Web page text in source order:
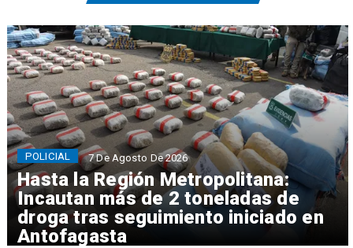
Hasta la Región Metropolitana:
Incautan más de 2 toneladas de
droga tras seguimiento iniciado en
Antofagasta
POLICIAL 7 De Agosto De 2026